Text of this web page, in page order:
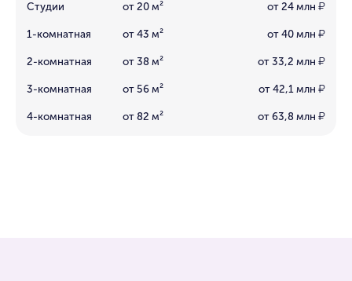
Студии от 20 м² от 24 млн ₽
1-комнатная от 43 м² от 40 млн ₽
2-комнатная от 38 м² от 33,2 млн ₽
3-комнатная от 56 м² от 42,1 млн ₽
4-комнатная от 82 м² от 63,8 млн ₽